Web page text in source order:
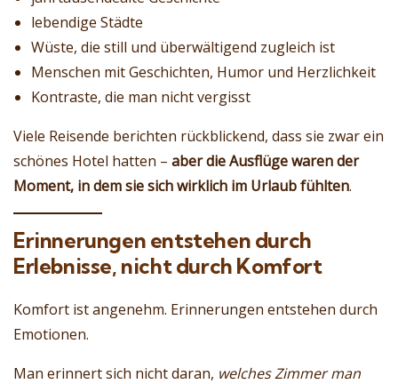
lebendige Städte
Wüste, die still und überwältigend zugleich ist
Menschen mit Geschichten, Humor und Herzlichkeit
Kontraste, die man nicht vergisst
Viele Reisende berichten rückblickend, dass sie zwar ein
schönes Hotel hatten – aber die Ausflüge waren der
Moment, in dem sie sich wirklich im Urlaub fühlten.
Erinnerungen entstehen durch
Erlebnisse, nicht durch Komfort
Komfort ist angenehm. Erinnerungen entstehen durch
Emotionen.
Man erinnert sich nicht daran, welches Zimmer man